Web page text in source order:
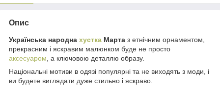
Опис
Українська народна хустка Марта з етнічним орнаментом,
прекрасним і яскравим малюнком буде не просто
аксесуаром , а ключовою деталлю образу.
Національні мотиви в одязі популярні та не виходять з моди, і
ви будете виглядати дуже стильно і яскраво.